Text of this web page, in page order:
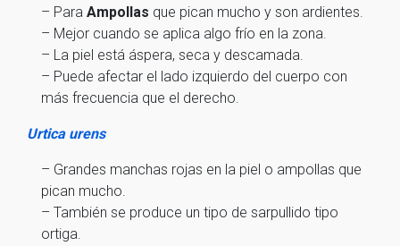
– Para Ampollas que pican mucho y son ardientes.
– Mejor cuando se aplica algo frío en la zona.
– La piel está áspera, seca y descamada.
– Puede afectar el lado izquierdo del cuerpo con
más frecuencia que el derecho.
Urtica urens
– Grandes manchas rojas en la piel o ampollas que
pican mucho.
– También se produce un tipo de sarpullido tipo
ortiga.